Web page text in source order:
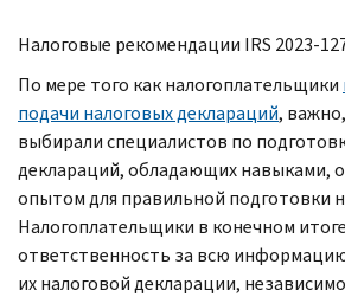
Налоговые рекомендации IRS 2023-
По мере того как налогоплательщики
подачи налоговых деклараций,
выбирали специалистов по
деклараций, обладающих навыками,
опытом для правильной подготовки
Налогоплательщики в конечном
ответственность за всю
их налоговой декларации,